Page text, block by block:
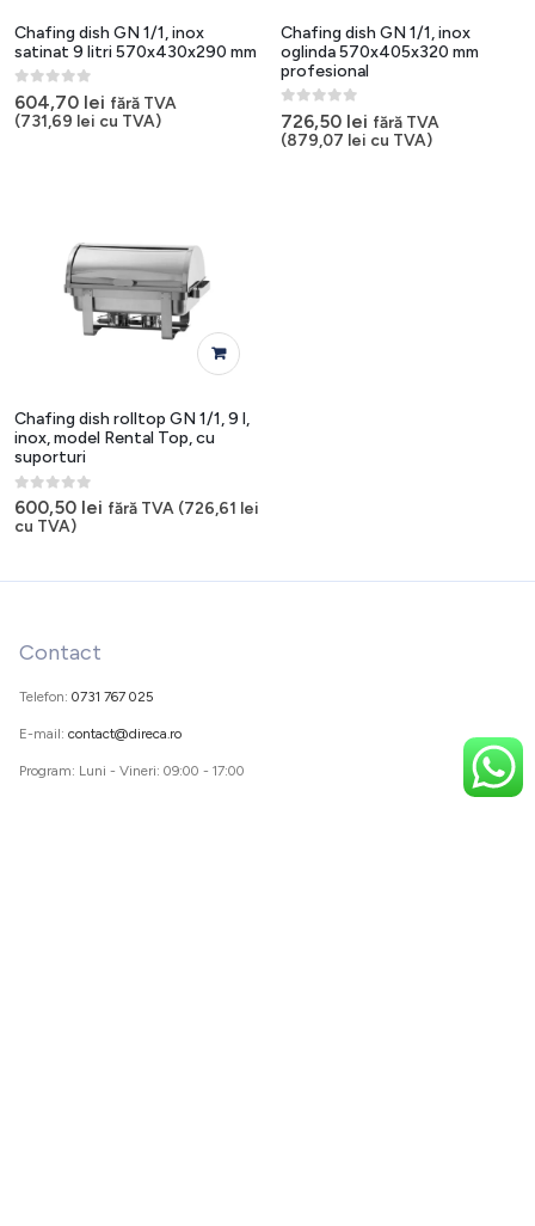
Chafing dish GN 1/1, inox
satinat 9 litri 570x430x290 mm
0out of 5
604,70 lei fără TVA
(731,69 lei cu TVA)
Chafing dish GN 1/1, inox
oglinda 570x405x320 mm
profesional
0out of 5
726,50 lei fără TVA
(879,07 lei cu TVA)
Chafing dish rolltop GN 1/1, 9 l,
inox, model Rental Top, cu
suporturi
0out of 5
600,50 lei fără TVA (726,61 lei
cu TVA)
Contact
Telefon: 0731 767 025
E-mail: contact@direca.ro
Program: Luni - Vineri: 09:00 - 17:00